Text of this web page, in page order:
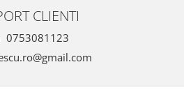
CLIENTI
0753081123